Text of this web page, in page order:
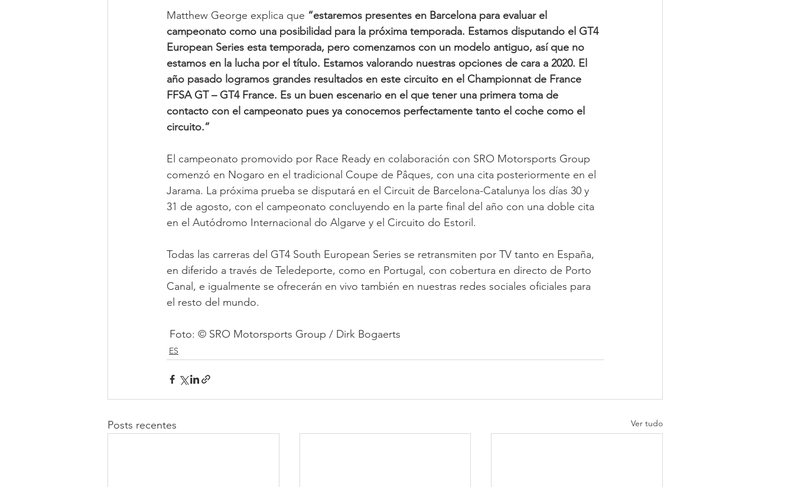
Matthew George explica que “estaremos presentes en Barcelona para evaluar el
campeonato como una posibilidad para la próxima temporada. Estamos disputando el GT4
European Series esta temporada, pero comenzamos con un modelo antiguo, así que no
estamos en la lucha por el título. Estamos valorando nuestras opciones de cara a 2020. El
año pasado logramos grandes resultados en este circuito en el Championnat de France
FFSA GT – GT4 France. Es un buen escenario en el que tener una primera toma de
contacto con el campeonato pues ya conocemos perfectamente tanto el coche como el
circuito.”
El campeonato promovido por Race Ready en colaboración con SRO Motorsports Group
comenzó en Nogaro en el tradicional Coupe de Pâques, con una cita posteriormente en el
Jarama. La próxima prueba se disputará en el Circuit de Barcelona-Catalunya los días 30 y
31 de agosto, con el campeonato concluyendo en la parte final del año con una doble cita
en el Autódromo Internacional do Algarve y el Circuito do Estoril.
Todas las carreras del GT4 South European Series se retransmiten por TV tanto en España,
en diferido a través de Teledeporte, como en Portugal, con cobertura en directo de Porto
Canal, e igualmente se ofrecerán en vivo también en nuestras redes sociales oficiales para
el resto del mundo.
Foto: © SRO Motorsports Group / Dirk Bogaerts
ES
Posts recentes Ver tudo